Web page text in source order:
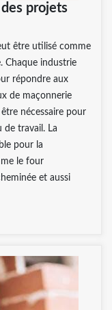
projets
être utilisé comme
Chaque industrie
répondre aux
de maçonnerie
nécessaire pour
de travail. La
pour la
le four
et aussi